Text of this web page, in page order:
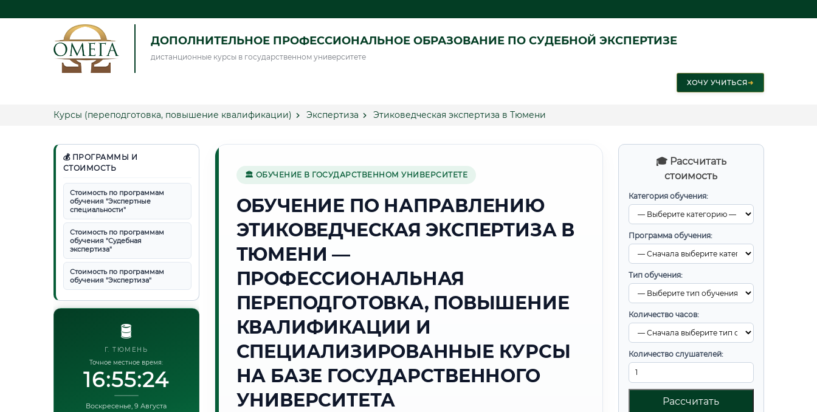
ДОПОЛНИТЕЛЬНОЕ ПРОФЕССИОНАЛЬНОЕ ОБРАЗОВАНИЕ ПО СУДЕБНОЙ ЭКСПЕРТИЗЕ
дистанционные курсы в государственном университете
ХОЧУ УЧИТЬСЯ➜
Курсы (переподготовка, повышение квалификации) Экспертиза Этиковедческая экспертиза в Тюмени
💰 ПРОГРАММЫ И
СТОИМОСТЬ
Стоимость по программам
обучения "Экспертные
специальности"
Стоимость по программам
обучения "Судебная
экспертиза"
Стоимость по программам
обучения "Экспертиза"
🛢️
Г. ТЮМЕНЬ
Точное местное время:
16:55:25
Воскресенье, 9 Августа
🎓 Рассчитать
стоимость
Категория обучения:
Программа обучения:
Тип обучения:
Количество часов:
Количество слушателей:
Рассчитать
🏛 ОБУЧЕНИЕ В ГОСУДАРСТВЕННОМ УНИВЕРСИТЕТЕ
ОБУЧЕНИЕ ПО НАПРАВЛЕНИЮ
ЭТИКОВЕДЧЕСКАЯ ЭКСПЕРТИЗА В
ТЮМЕНИ —
ПРОФЕССИОНАЛЬНАЯ
ПЕРЕПОДГОТОВКА, ПОВЫШЕНИЕ
КВАЛИФИКАЦИИ И
СПЕЦИАЛИЗИРОВАННЫЕ КУРСЫ
НА БАЗЕ ГОСУДАРСТВЕННОГО
УНИВЕРСИТЕТА